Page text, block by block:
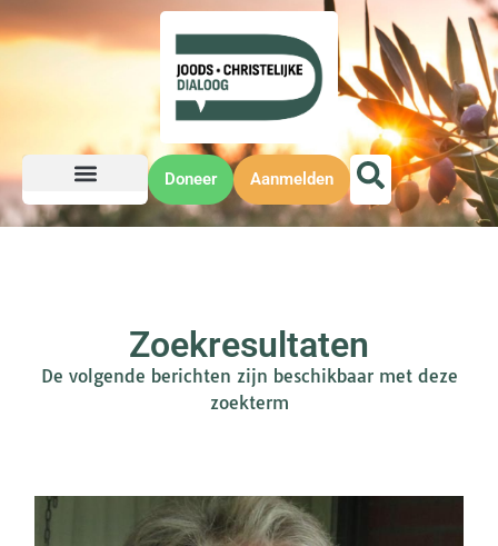
Doneer Aanmelden
Zoekresultaten
De volgende berichten zijn beschikbaar met deze
zoekterm